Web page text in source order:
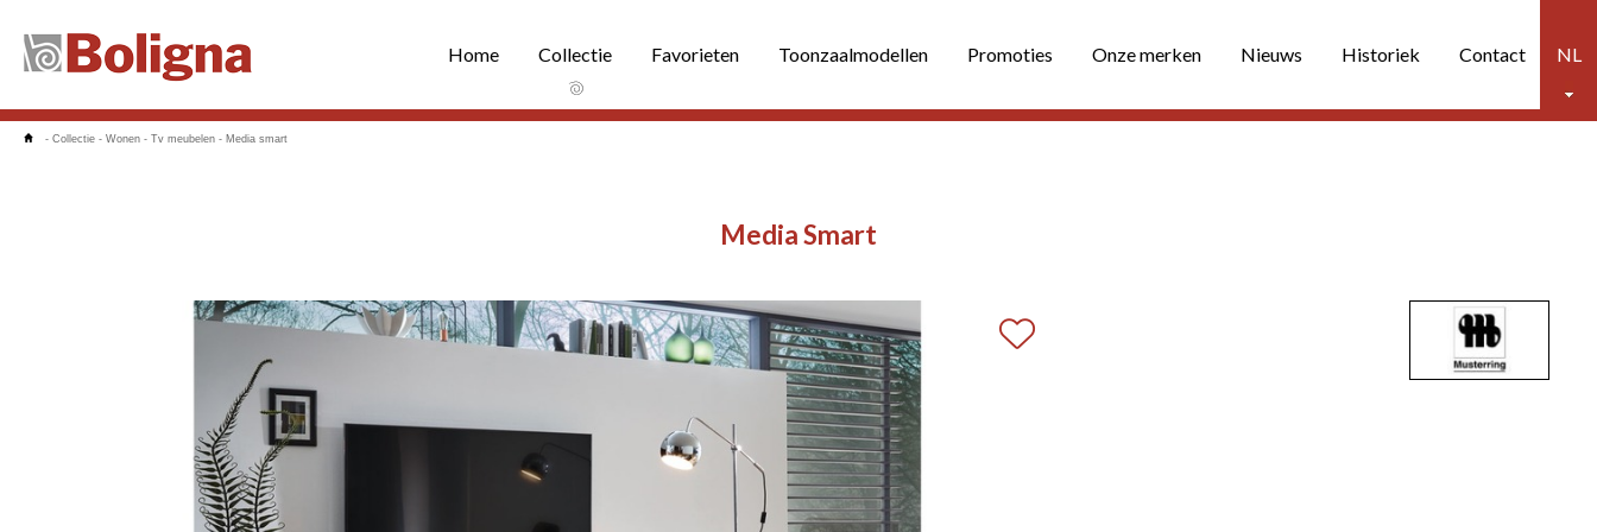
NL
Home Collectie Favorieten Toonzaalmodellen Promoties Onze merken Nieuws Historiek Contact
- Collectie - Wonen - Tv meubelen - Media smart
Media Smart